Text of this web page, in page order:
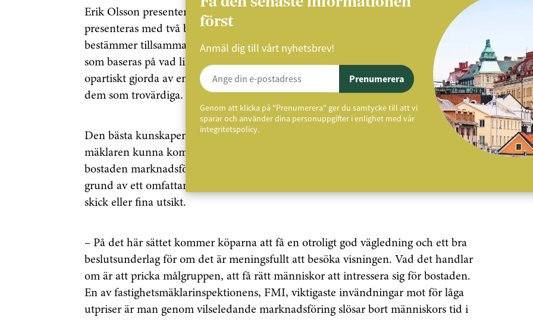
Erik Olsson presenterar ett nytt förslag som innebär att bostäderna ska
presenteras med två belopp. Ett för budstart, som säljaren och mäklaren
bestämmer tillsammans. Men också ett jämförelsevärde, en statistisk värdering,
som baseras på vad liknande bostäder i området har sålts för. Värderingarna är
opartiskt gjorda av en oberoende part och konsumenterna bör därför uppfatta
dem som trovärdiga.
Den bästa kunskapen om den specifika bostaden har mäklaren. Därför ska
mäklaren kunna kommentera den statistiska värderingen i samband med att
bostaden marknadsförs. Kanske tycker mäklaren att värderingen är för hög på
grund av ett omfattande renoveringsbehov. Eller för låg tack vare bostadens fina
skick eller fina utsikt.
– På det här sättet kommer köparna att få en otroligt god vägledning och ett bra
beslutsunderlag för om det är meningsfullt att besöka visningen. Vad det handlar
om är att pricka målgruppen, att få rätt människor att intressera sig för bostaden.
En av fastighetsmäklarinspektionens, FMI, viktigaste invändningar mot för låga
utpriser är man genom vilseledande marknadsföring slösar bort människors tid i
först
Anmäl dig till vårt nyhetsbrev!
Prenumerera
Genom att klicka på "Prenumerera" ger du samtycke till att vi
sparar och använder dina personuppgifter i enlighet med vår
integritetspolicy.